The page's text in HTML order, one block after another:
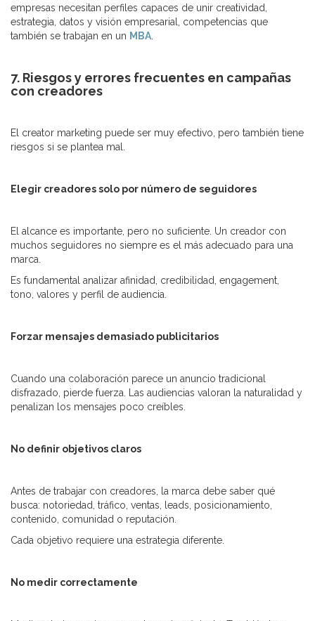
empresas necesitan perfiles capaces de unir creatividad,
estrategia, datos y visión empresarial, competencias que
también se trabajan en un MBA
7. Riesgos y errores frecuentes en campañas
con creadores
El creator marketing puede ser muy efectivo, pero también tiene
riesgos si se plantea mal.
Elegir creadores solo por número de seguidores
El alcance es importante, pero no suficiente. Un creador con
muchos seguidores no siempre es el más adecuado para una
marca.
Es fundamental analizar afinidad, credibilidad, engagement,
tono, valores y perfil de audiencia.
Forzar mensajes demasiado publicitarios
Cuando una colaboración parece un anuncio tradicional
disfrazado, pierde fuerza. Las audiencias valoran la naturalidad y
penalizan los mensajes poco creíbles.
No definir objetivos claros
Antes de trabajar con creadores, la marca debe saber qué
busca: notoriedad, tráfico, ventas, leads, posicionamiento,
contenido, comunidad o reputación.
Cada objetivo requiere una estrategia diferente.
No medir correctamente